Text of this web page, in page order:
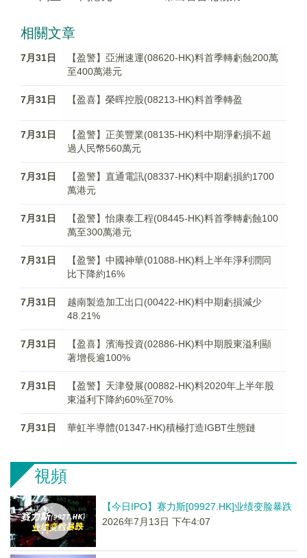
相關文章
7月31日
【盈警】亞洲速運(08620-HK)料首季轉虧蝕200萬
至400萬港元
7月31日 【盈喜】榮晖控股(08213-HK)料首季轉盈
7月31日
【盈警】正美豐業(08135-HK)料中期淨虧損不超
過人民幣560萬元
7月31日
【盈警】直通電訊(08337-HK)料中期虧損約1700
萬港元
7月31日
【盈警】怡康泰工程(08445-HK)料首季轉虧蝕100
萬至300萬港元
7月31日
【盈警】中國神華(01088-HK)料上半年淨利潤同
比下降約16%
7月31日
越南製造加工出口(00422-HK)料中期虧損減少
48.21%
7月31日
【盈喜】濱海投資(02886-HK)料中期股東溢利顯
著增長逾100%
7月31日
【盈警】天津發展(00882-HK)料2020年上半年股
東溢利下降約60%至70%
7月31日 華虹半導體(01347-HK)積極打造IGBT生態鏈
視頻
【今日IPO】赛力斯[09927.HK]业绩变脸暴跌
2026年7月13日 下午4:07